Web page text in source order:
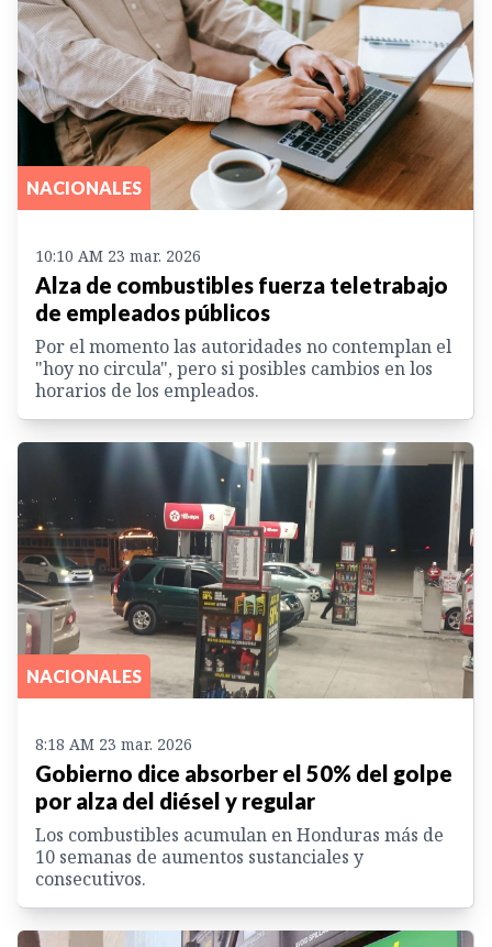
NACIONALES
10:10 AM 23 mar. 2026
Alza de combustibles fuerza teletrabajo
de empleados públicos
Por el momento las autoridades no contemplan el
"hoy no circula", pero si posibles cambios en los
horarios de los empleados.
NACIONALES
8:18 AM 23 mar. 2026
Gobierno dice absorber el 50% del golpe
por alza del diésel y regular
Los combustibles acumulan en Honduras más de
10 semanas de aumentos sustanciales y
consecutivos.